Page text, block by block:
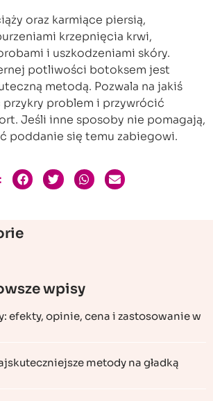
oraz karmiące piersią,
krzepnięcia krwi,
i uszkodzeniami skóry.
potliwości botoksem jest
metodą. Pozwala na jakiś
przykry problem i przywrócić
Jeśli inne sposoby nie pomagają,
poddanie się temu zabiegowi.
wpisy
efekty, opinie, cena i zastosowanie w
metody na gładką